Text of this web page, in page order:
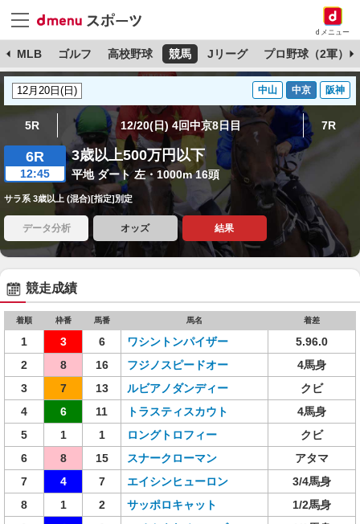
dメニュー
MLB ゴルフ 高校野球 競馬 Jリーグ プロ野球（2軍）
中山 中京 阪神
5R 12/20(日) 4回中京8日目 7R
6R
12:45
3歳以上500万円以下
平地 ダート 左・1000m 16頭
サラ系 3歳以上 (混合)[指定]別定
データ分析 オッズ 結果
競走成績
着順 枠番 馬番 馬名 着差
1 3 6 ワシントンパイザー
5.96.0
2
8 16 フジノスピードオー
4馬身
3
7 13 ルビアノダンディー
クビ
4
6 11 トラスティスカウト
4馬身
5
1 1 ロングトロフィー
クビ
6
8 15 スナークローマン
アタマ
7
4 7 エイシンヒューロン
3/4馬身
8
1 2 サッポロキャット
1/2馬身